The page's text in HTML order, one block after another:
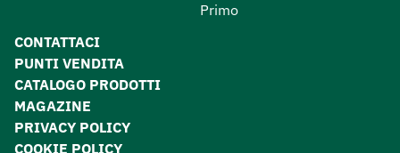
Primo
CONTATTACI
PUNTI VENDITA
CATALOGO PRODOTTI
MAGAZINE
PRIVACY POLICY
COOKIE POLICY